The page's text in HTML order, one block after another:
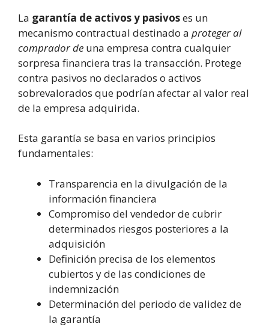
La garantía de activos y pasivoses un
mecanismo contractual destinado a proteger al
comprador de una empresa contra cualquier
sorpresa financiera tras la transacción. Protege
contra pasivos no declarados o activos
sobrevalorados que podrían afectar al valor real
de la empresa adquirida.
Esta garantía se basa en varios principios
fundamentales:
Transparencia en la divulgación de la
información financiera
Compromiso del vendedor de cubrir
determinados riesgos posteriores a la
adquisición
Definición precisa de los elementos
cubiertos y de las condiciones de
indemnización
Determinación del periodo de validez de
la garantía